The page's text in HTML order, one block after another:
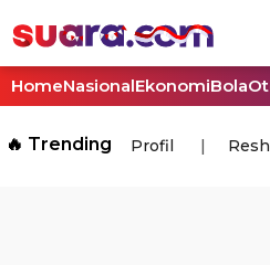
HomeNasionalEkonomiBola
🔥 Trending Profil